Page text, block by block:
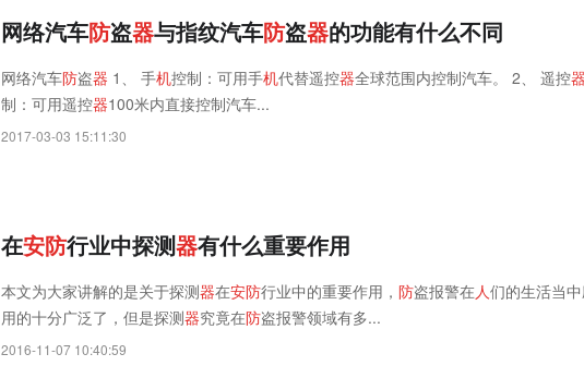
网络汽车防盗器与指纹汽车防盗器的功能有什么不同
网络汽车防盗器 1、 手机控制：可用手机代替遥控器全球范围内控制汽车。 2、 遥控器
制：可用遥控器100米内直接控制汽车...
2017-03-03 15:11:30
在安防行业中探测器有什么重要作用
本文为大家讲解的是关于探测器在安防行业中的重要作用， 防盗报警在人们的生活当
用的十分广泛了，但是探测器究竟在防盗报警领域有多...
2016-11-07 10:40:59